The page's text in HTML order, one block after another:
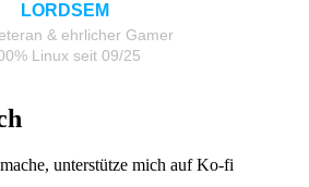
LORDSEM
& ehrlicher Gamer
Linux seit 09/25
unterstütze mich auf Ko-fi